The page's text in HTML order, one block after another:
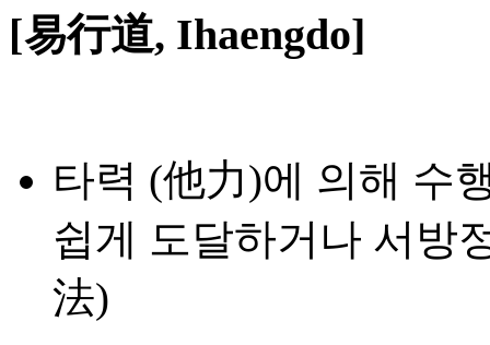
[易行道, Ihaengdo]
타력 (他力)에 의해 수
쉽게 도달하거나 서방
法)